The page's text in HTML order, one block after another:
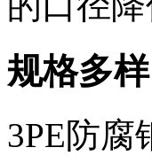
规格多
3PE防腐